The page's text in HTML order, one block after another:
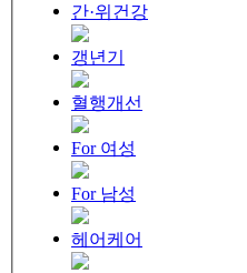
간·위건강
갱년기
혈행개선
For 여성
For 남성
헤어케어